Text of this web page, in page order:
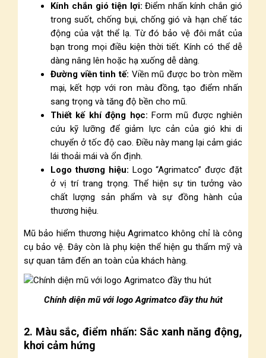
Kính chắn gió tiện lợi: Điểm nhấn kính chắn gió
trong suốt, chống bụi, chống gió và hạn chế tác
động của vật thể lạ. Từ đó bảo vệ đôi mắt của
bạn trong mọi điều kiện thời tiết. Kính có thể dễ
dàng nâng lên hoặc hạ xuống dễ dàng.
Đường viền tinh tế: Viền mũ được bo tròn mềm
mại, kết hợp với ron màu đồng, tạo điểm nhấn
sang trọng và tăng độ bền cho mũ.
Thiết kế khí động học: Form mũ được nghiên
cứu kỹ lưỡng để giảm lực cản của gió khi di
chuyển ở tốc độ cao. Điều này mang lại cảm giác
lái thoải mái và ổn định.
Logo thương hiệu: Logo “Agrimatco” được đặt
ở vị trí trang trọng. Thể hiện sự tin tưởng vào
chất lượng sản phẩm và sự đồng hành của
thương hiệu.
Mũ bảo hiểm thương hiệu Agrimatco không chỉ là công
cụ bảo vệ. Đây còn là phụ kiện thể hiện gu thẩm mỹ và
sự quan tâm đến an toàn của khách hàng.
Chính diện mũ với logo Agrimatco đầy thu hút
2. Màu sắc, điểm nhấn: Sắc xanh năng động,
khơi cảm hứng